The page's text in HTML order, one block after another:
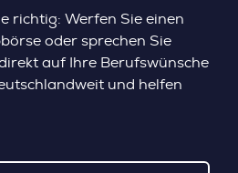
richtig: Werfen Sie einen
oder sprechen Sie
auf Ihre Berufswünsche
und helfen